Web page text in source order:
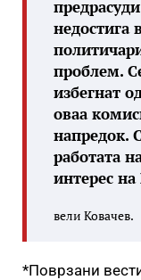
недостига
проблем.
избегнат
оваа
напредок.
работата
интерес
вели Ковачев.
*Поврзани